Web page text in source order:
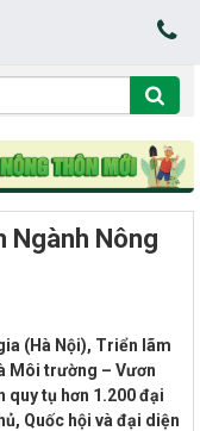
Ngành Nông
(Hà Nội), Triển lãm
Môi trường – Vươn
quy tụ hơn 1.200 đại
Quốc hội và đại diện